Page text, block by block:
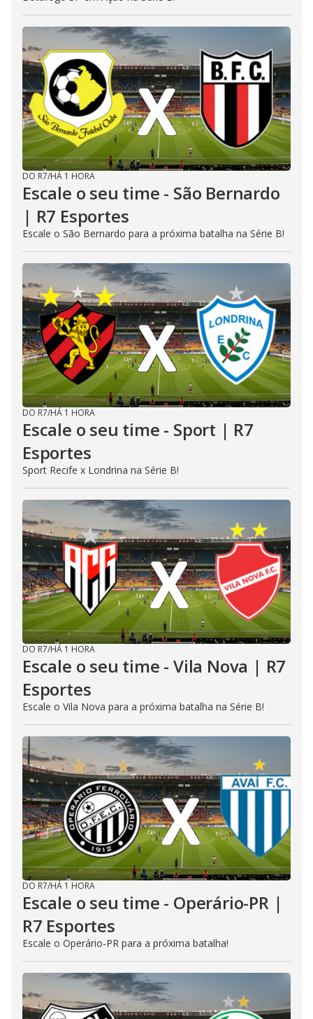
DO R7/HÁ 1 HORA
Escale o seu time - São Bernardo
| R7 Esportes
Escale o São Bernardo para a próxima batalha na Série B!
DO R7/HÁ 1 HORA
Escale o seu time - Sport | R7
Esportes
Sport Recife x Londrina na Série B!
DO R7/HÁ 1 HORA
Escale o seu time - Vila Nova | R7
Esportes
Escale o Vila Nova para a próxima batalha na Série B!
DO R7/HÁ 1 HORA
Escale o seu time - Operário-PR |
R7 Esportes
Escale o Operário-PR para a próxima batalha!